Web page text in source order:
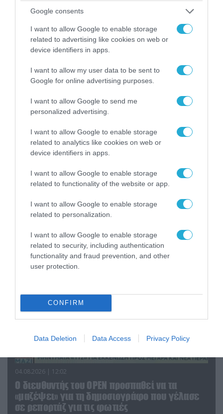
Google consents
I want to allow Google to enable storage
related to advertising like cookies on web or
device identifiers in apps.
I want to allow my user data to be sent to
Google for online advertising purposes.
I want to allow Google to send me
personalized advertising.
I want to allow Google to enable storage
related to analytics like cookies on web or
device identifiers in apps.
I want to allow Google to enable storage
related to functionality of the website or app.
I want to allow Google to enable storage
related to personalization.
I want to allow Google to enable storage
related to security, including authentication
functionality and fraud prevention, and other
user protection.
CONFIRM
Data Deletion Data Access Privacy Policy
04.08.2026 | 15:02
Αυτή την ώρα το τελευταίο «αντίο» στον πρώην
υπουργό Ι.Βαρβιτσιώτη (φωτο)
Η ανακοίνωση του Πανελλήνιου Σωματείου
Πυροσβεστών για την δημοσιογράφο του OPEN
04.08.2026 | 12:02
O διευθυντής του OPEN προσπαθεί να τα
«μαζέψει» για τη δημοσιογράφο που γέλασε
σε ρεπορτάζ για τις φωτιές